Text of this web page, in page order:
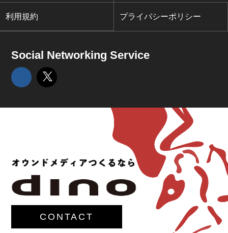
利用規約 プライバシーポリシー
Social Networking Service
CONTACT